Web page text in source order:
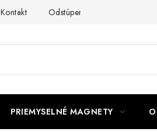
Kontakt Odstúpenie od zmluvy
PRIEMYSELNÉ MAGNETY